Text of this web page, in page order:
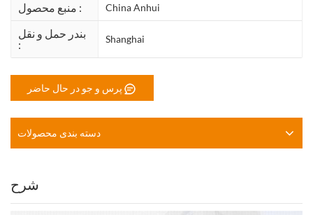
منبع محصول : China Anhui
بندر حمل و نقل
:
Shanghai
پرس و جو در حال حاضر
دسته بندی محصولات
شرح